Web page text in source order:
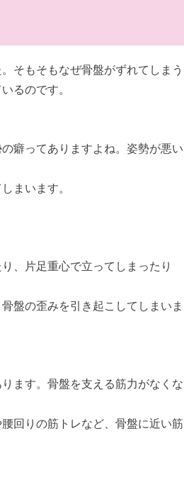
そもそもなぜ骨盤がずれてしまう
るのです。
癖ってありますよね。姿勢が悪い
まいます。
、片足重心で立ってしまったり
盤の歪みを引き起こしてしまいま
ます。骨盤を支える筋力がなくな
回りの筋トレなど、骨盤に近い筋